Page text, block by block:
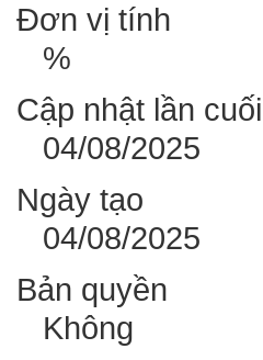
Đơn vị tính
%
Cập nhật lần cuối
04/08/2025
Ngày tạo
04/08/2025
Bản quyền
Không